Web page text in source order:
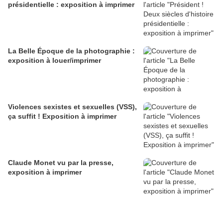
présidentielle : exposition à imprimer
La Belle Époque de la photographie :
exposition à louer/imprimer
Violences sexistes et sexuelles (VSS),
ça suffit ! Exposition à imprimer
Claude Monet vu par la presse,
exposition à imprimer